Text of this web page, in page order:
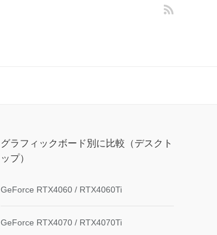
グラフィックボード別に比較（デスクト
ップ）
GeForce RTX4060 / RTX4060Ti
GeForce RTX4070 / RTX4070Ti